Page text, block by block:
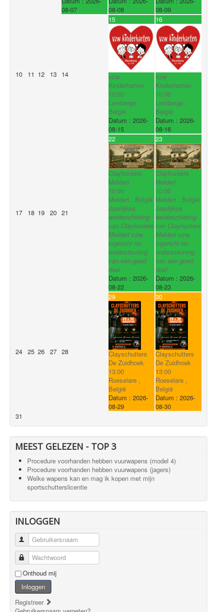
08-07
08-08
08-09
10 11 12 13 14
15
vzw
Kinderharten
10:00
Lemberge ,
België
Datum : 2026-
08-15
16
vzw
Kinderharten
10:00
Lemberge ,
België
Datum : 2026-
08-16
17 18 19 20 21
22
Clayhunters
Meldert
10:00
Meldert , België
Jaarlijkse
weideschieting
van Clayhunters
Meldert vzw,
ingericht ter
ondersteuning
van een goed
doel
Datum : 2026-
08-22
23
Clayhunters
Meldert
10:00
Meldert , België
Jaarlijkse
weideschieting
van Clayhunters
Meldert vzw,
ingericht ter
ondersteuning
van een goed
doel
Datum : 2026-
08-23
24 25 26 27 28
29
Clayschutters
De Zuidhoek
13:00
Roeselare ,
België
Datum : 2026-
08-29
30
Clayschutters
De Zuidhoek
13:00
Roeselare ,
België
Datum : 2026-
08-30
31
MEEST GELEZEN - TOP 3
Procedure voorhanden hebben vuurwapens (model 4)
Procedure voorhanden hebben vuurwapens (jagers)
Welke wapens kan en mag ik kopen met mijn
sportschutterslicentie
INLOGGEN
Gebruikersnaam
Wachtwoord
Onthoud mij
Inloggen
Registreer